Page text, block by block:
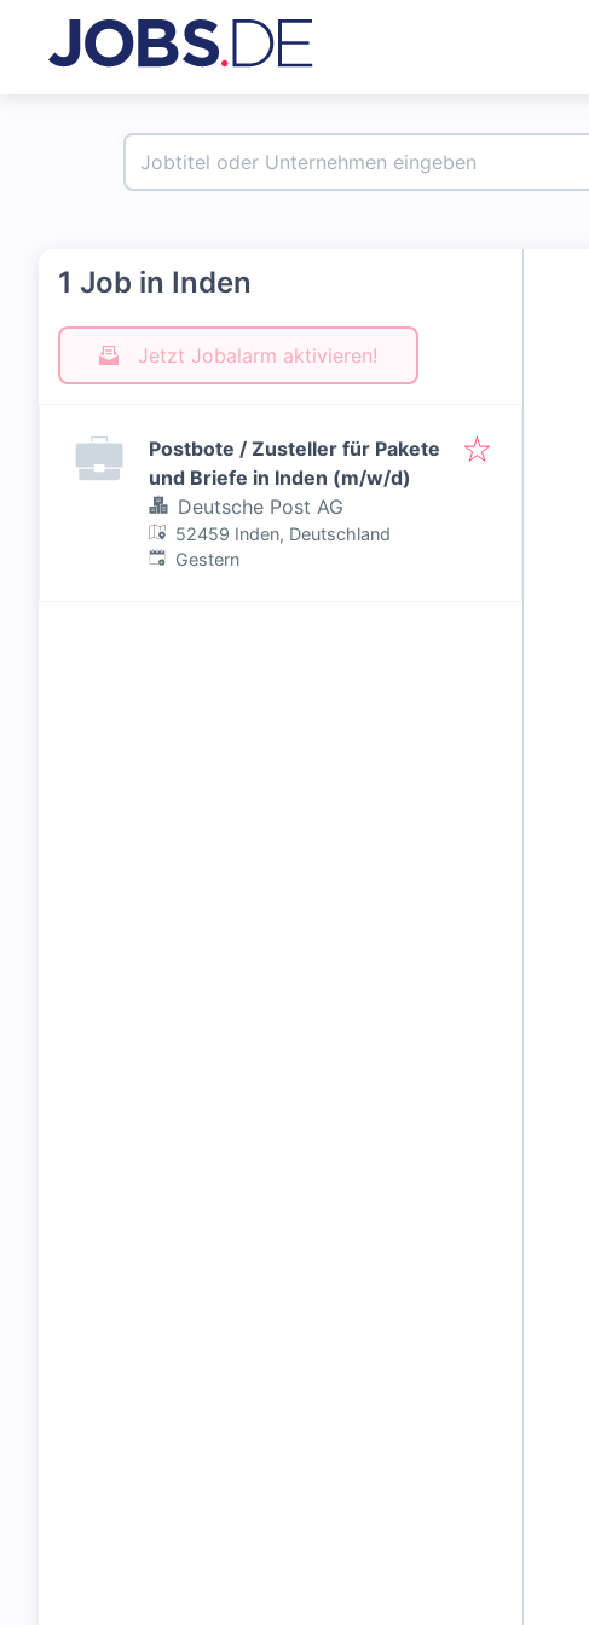
1 Job in Inden
Jetzt Jobalarm aktivieren!
Postbote / Zusteller für Pakete
und Briefe in Inden (m/w/d)
Deutsche Post AG
52459 Inden, Deutschland
Veröffentlicht
Gestern